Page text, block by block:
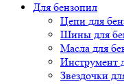
Для бензопил
Цепи для
Шины для
Масла для
Инструмент
Звездочки